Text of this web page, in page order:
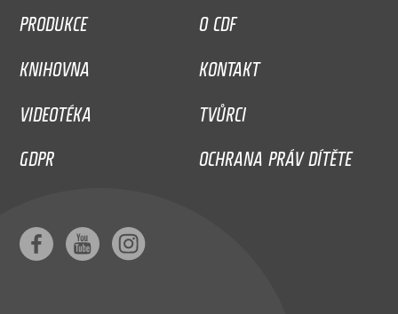
PRODUKCE
O CDF
KNIHOVNA
KONTAKT
VIDEOTÉKA
TVŮRCI
GDPR
OCHRANA PRÁV DÍTĚTE